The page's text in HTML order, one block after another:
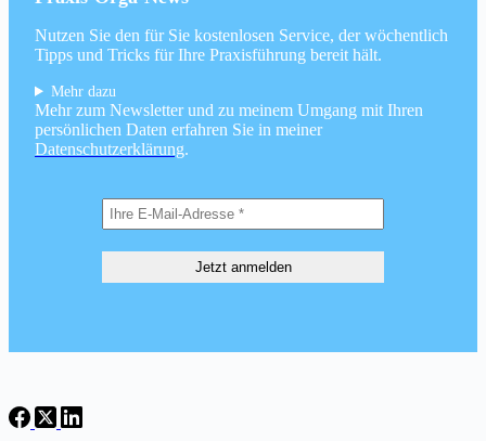
Nutzen Sie den für Sie kostenlosen Service, der wöchentlich
Tipps und Tricks für Ihre Praxisführung bereit hält.
Mehr dazu
Mehr zum Newsletter und zu meinem Umgang mit Ihren
persönlichen Daten erfahren Sie in meiner
Datenschutzerklärung.